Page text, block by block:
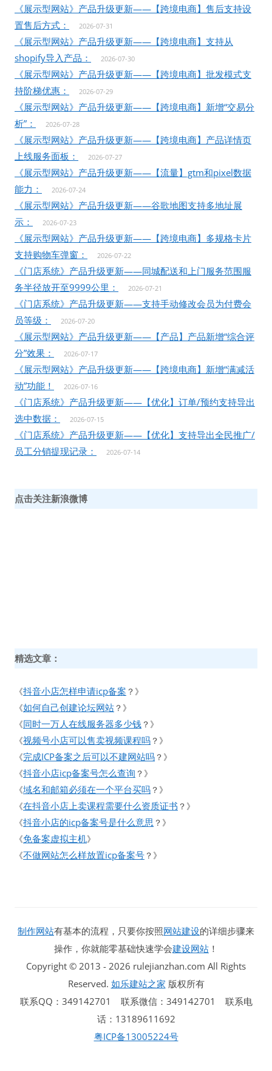
《展示型网站》产品升级更新——【跨境电商】售后支持设
置售后方式：
2026-07-31
《展示型网站》产品升级更新——【跨境电商】支持从
shopify导入产品：
2026-07-30
《展示型网站》产品升级更新——【跨境电商】批发模式支
持阶梯优惠：
2026-07-29
《展示型网站》产品升级更新——【跨境电商】新增“交易分
析”：
2026-07-28
《展示型网站》产品升级更新——【跨境电商】产品详情页
上线服务面板：
2026-07-27
《展示型网站》产品升级更新——【流量】gtm和pixel数据
能力：
2026-07-24
《展示型网站》产品升级更新——谷歌地图支持多地址展
示：
2026-07-23
《展示型网站》产品升级更新——【跨境电商】多规格卡片
支持购物车弹窗：
2026-07-22
《门店系统》产品升级更新——同城配送和上门服务范围服
务半径放开至9999公里：
2026-07-21
《门店系统》产品升级更新——支持手动修改会员为付费会
员等级：
2026-07-20
《展示型网站》产品升级更新——【产品】产品新增“综合评
分”效果：
2026-07-17
《展示型网站》产品升级更新——【跨境电商】新增“满减活
动”功能！
2026-07-16
《门店系统》产品升级更新——【优化】订单/预约支持导出
选中数据：
2026-07-15
《门店系统》产品升级更新——【优化】支持导出全民推广/
员工分销提现记录：
2026-07-14
点击关注新浪微博
精选文章：
《抖音小店怎样申请icp备案 ？》
《如何自己创建论坛网站 ？》
《同时一万人在线服务器多少钱 ？》
《视频号小店可以售卖视频课程吗 ？》
《完成ICP备案之后可以不建网站吗 ？》
《抖音小店icp备案号怎么查询 ？》
《域名和邮箱必须在一个平台买吗 ？》
《在抖音小店上卖课程需要什么资质证书 ？》
《抖音小店的icp备案号是什么意思 ？》
《免备案虚拟主机》
《不做网站怎么样放置icp备案号 ？》
制作网站有基本的流程，只要你按照网站建设的详细步骤来
操作，你就能零基础快速学会建设网站 ！
Copyright © 2013 - 2026 rulejianzhan.com All Rights
Reserved. 如乐建站之家 版权所有
联系QQ：349142701 联系微信：349142701 联系电
话：13189611692
粤ICP备13005224号